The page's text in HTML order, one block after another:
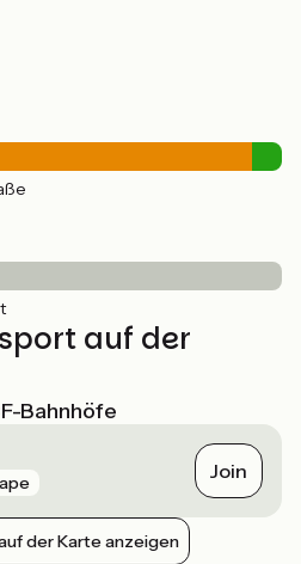
auf der
Bahnhöfe
Join
der Karte anzeigen